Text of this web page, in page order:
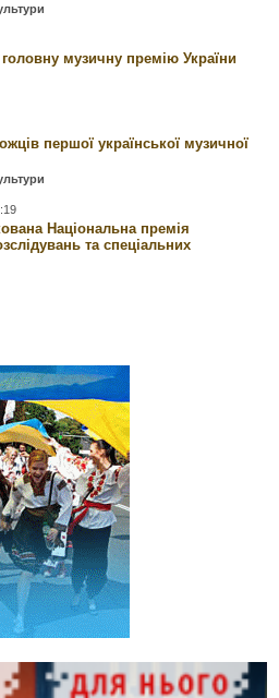
музичну премію України
першої української музичної
Національна премія
та спеціальних